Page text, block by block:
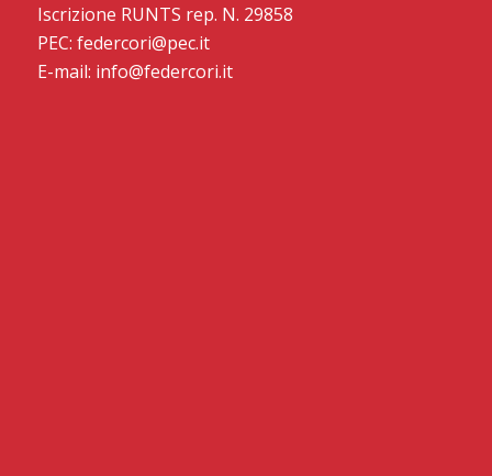
Iscrizione RUNTS rep. N. 29858
PEC: federcori@pec.it
E-mail: info@federcori.it